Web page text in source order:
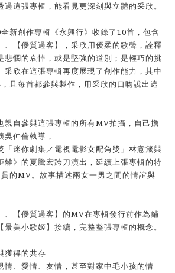
這張專輯，能看見更深刻與立體的采欣。
新創作專輯《永興行》收錄了10首，包含
、【優質過客】，采欣用優柔的歌聲，詮釋
悲憫的哀悼，或是堅強的道別；是輕巧的挑
采欣在這張專輯再度展現了創作能力，其中
且每首都參與製作，用采欣的口吻說出這
親自參與這張專輯的所有MV拍攝，自己擔
仲倫執導，
「迷你劇集／電視電影女配角獎」林意箴與
離》的夏騰宏跨刀演出，延續上張專輯的特
的MV。故事描述兩女一男之間的情誼與
、【優質過客】的MV在專輯發行前作為鋪
美小歌姬】接續，完整整張專輯的概念。
獲得的共存
情、愛情、友情，甚至對家中毛小孩的情